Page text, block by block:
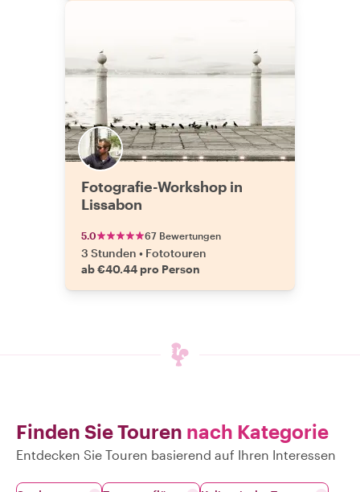
Fotografie-Workshop in
Lissabon
5.0 67 Bewertungen
3 Stunden • Fototouren
ab €40.44 pro Person
Finden Sie Touren nach Kategorie
Entdecken Sie Touren basierend auf Ihren Interessen